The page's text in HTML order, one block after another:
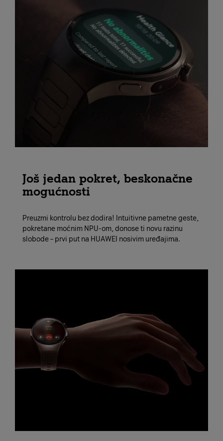
Još jedan pokret, beskonačne
mogućnosti
Preuzmi kontrolu bez dodira! Intuitivne pametne geste,
pokretane moćnim NPU-om, donose ti novu razinu
slobode – prvi put na HUAWEI nosivim uređajima.